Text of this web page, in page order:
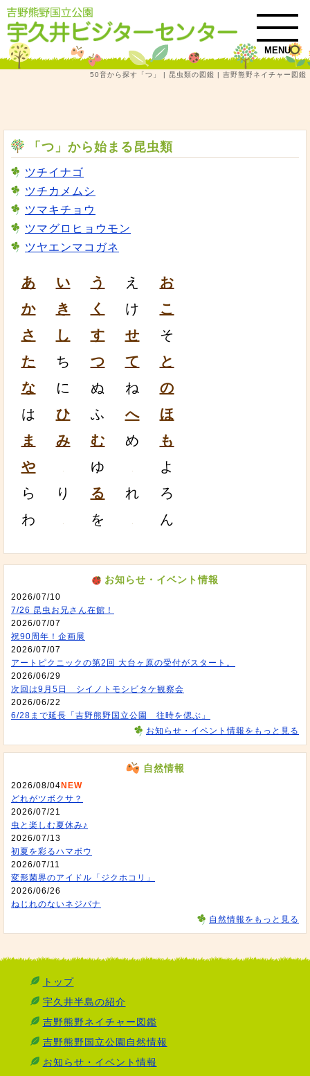
MENU
50音から探す「つ」 | 昆虫類の図鑑 | 吉野熊野ネイチャー図鑑
「つ」から始まる昆虫類
ツチイナゴ
ツチカメムシ
ツマキチョウ
ツマグロヒョウモン
ツヤエンマコガネ
あ い う え
お
か
き く け
こ
さ
し す せ
そ
た
ち つ て
と
な
に ぬ ね
の
は
ひ ふ へ
ほ
ま
み む め
も
や
ゆ
よ
ら
り る れ
ろ
わ
を ん
お知らせ・イベント情報
2026/07/10
7/26 昆虫お兄さん在館！
2026/07/07
祝90周年！企画展
2026/07/07
アートピクニックの第2回 大台ヶ原の受付がスタート。
2026/06/29
次回は9月5日 シイノトモシビタケ観察会
2026/06/22
6/28まで延長「吉野熊野国立公園 往時を偲ぶ」
お知らせ・イベント情報をもっと見る
自然情報
2026/08/04 NEW
どれがツボクサ？
2026/07/21
虫と楽しむ夏休み♪
2026/07/13
初夏を彩るハマボウ
2026/07/11
変形菌界のアイドル「ジクホコリ」
2026/06/26
ねじれのないネジバナ
自然情報をもっと見る
トップ
宇久井半島の紹介
吉野熊野ネイチャー図鑑
吉野熊野国立公園自然情報
お知らせ・イベント情報